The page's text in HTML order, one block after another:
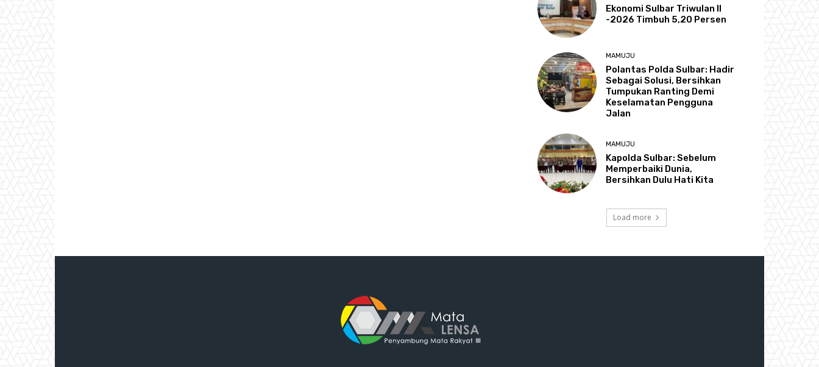
Ekonomi Sulbar Triwulan II
-2026 Timbuh 5,20 Persen
MAMUJU
Polantas Polda Sulbar: Hadir
Sebagai Solusi, Bersihkan
Tumpukan Ranting Demi
Keselamatan Pengguna
Jalan
MAMUJU
Kapolda Sulbar: Sebelum
Memperbaiki Dunia,
Bersihkan Dulu Hati Kita
Load more